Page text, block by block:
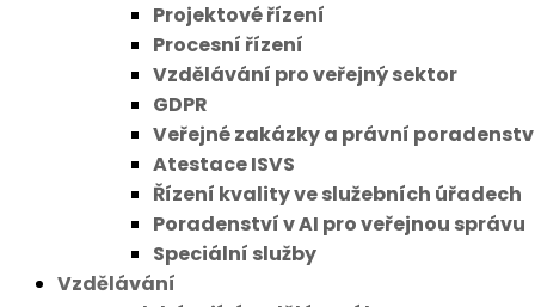
Projektové řízení
Procesní řízení
Vzdělávání pro veřejný sektor
GDPR
Veřejné zakázky a právní
Atestace ISVS
Řízení kvality ve služebních úřadech
Poradenství v AI pro veřejnou správu
Speciální služby
Vzdělávání